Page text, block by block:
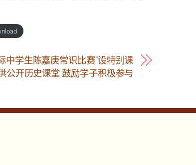
中学生陈嘉庚常识比赛”设特别课
公开历史课堂 鼓励学子积极参与